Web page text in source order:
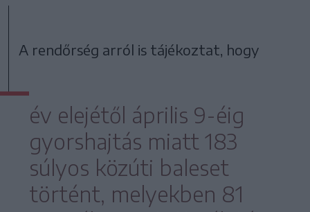
A rendőrség arról is tájékoztat, hogy
év elejétől április 9-éig
gyorshajtás miatt 183
súlyos közúti baleset
történt, melyekben 81